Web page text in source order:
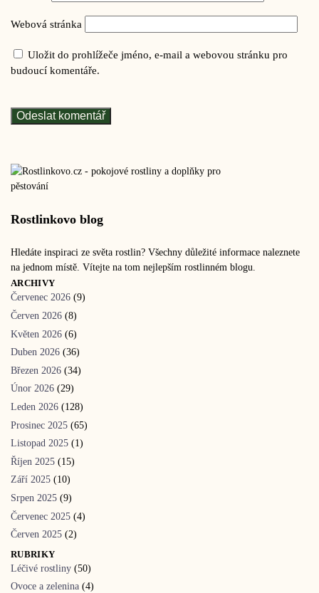
Webová stránka
Uložit do prohlížeče jméno, e-mail a webovou stránku pro
budoucí komentáře.
Rostlinkovo blog
Hledáte inspiraci ze světa rostlin? Všechny důležité informace naleznete
na jednom místě. Vítejte na tom nejlepším rostlinném blogu.
ARCHIVY
Červenec 2026 (9)
Červen 2026 (8)
Květen 2026 (6)
Duben 2026 (36)
Březen 2026 (34)
Únor 2026 (29)
Leden 2026 (128)
Prosinec 2025 (65)
Listopad 2025 (1)
Říjen 2025 (15)
Září 2025 (10)
Srpen 2025 (9)
Červenec 2025 (4)
Červen 2025 (2)
RUBRIKY
Léčivé rostliny (50)
Ovoce a zelenina (4)